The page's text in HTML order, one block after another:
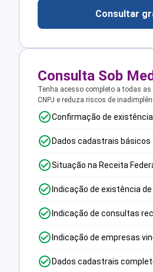
Consultar
Consulta Sob
Tenha acesso completo a todas
CNPJ e reduza riscos de
Confirmação de existência
Dados cadastrais básicos
Situação na Receita
Indicação de existência
Indicação de consultas
Indicação de empresas
Dados cadastrais